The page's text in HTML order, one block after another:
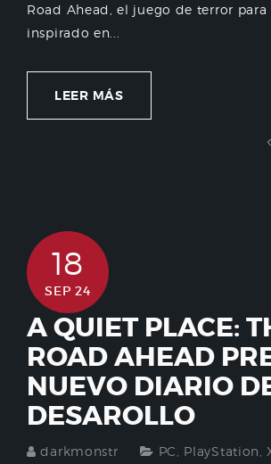
Road Ahead, el juego de terror
inspirado en...
LEER MÁS
18
SEP 24
A QUIET PLACE:
ROAD AHEAD
NUEVO DIARIO
DESAROLLO
darkmonstr PC PlayStation